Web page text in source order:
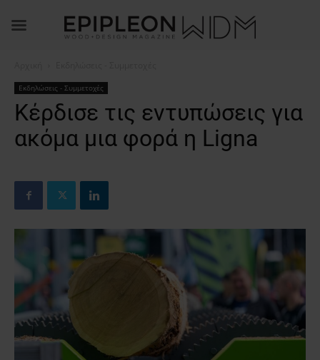
Εκδηλώσεις - Συμμετοχές
Κέρδισε τις εντυπώσεις για
ακόμα μια φορά η Ligna